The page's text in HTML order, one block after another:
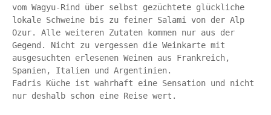
vom Wagyu-Rind über selbst gezüchtete glückliche
lokale Schweine bis zu feiner Salami von der Alp
Ozur. Alle weiteren Zutaten kommen nur aus der
Gegend. Nicht zu vergessen die Weinkarte mit
ausgesuchten erlesenen Weinen aus Frankreich,
Spanien, Italien und Argentinien.
Fadris Küche ist wahrhaft eine Sensation und nicht
nur deshalb schon eine Reise wert.